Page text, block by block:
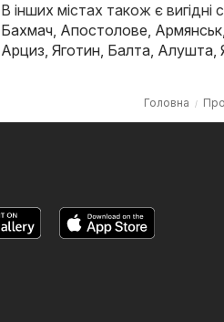
В інших містах також є вигідні
Бахмач, Апостолове, Армянськ,
Арциз, Яготин, Балта, Алушта,
Головна